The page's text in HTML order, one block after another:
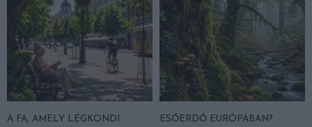
A FA, AMELY LÉGKONDI ESŐERDŐ EURÓPÁBAN?